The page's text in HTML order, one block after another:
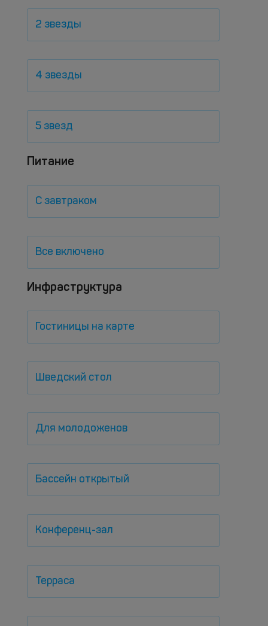
2 звезды
4 звезды
5 звезд
Питание
С завтраком
Все включено
Инфраструктура
Гостиницы на карте
Шведский стол
Для молодоженов
Бассейн открытый
Конференц-зал
Терраса